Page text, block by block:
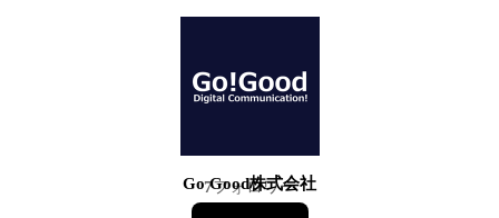
Go Good株式会社
7フォロワー